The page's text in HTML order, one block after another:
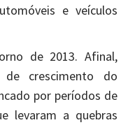
e veículos
de 2013. Afinal,
crescimento do
por períodos de
levaram a quebras